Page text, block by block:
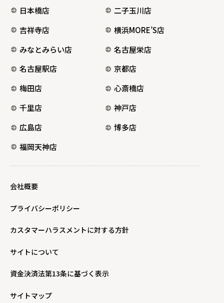
日本橋店
二子玉川店
吉祥寺店
横浜MORE’S店
みなとみらい店
名古屋栄店
名古屋駅店
京都店
梅田店
心斎橋店
千里店
神戸店
広島店
博多店
福岡天神店
会社概要
プライバシーポリシー
カスタマーハラスメントに対する方針
サイトについて
資金決済法第13条に基づく表示
サイトマップ